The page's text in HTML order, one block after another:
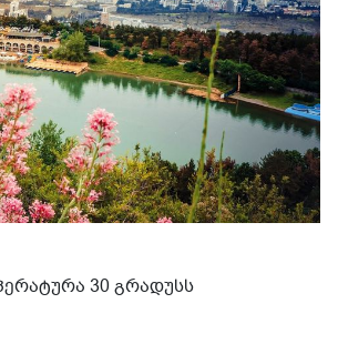
30 გრადუსს